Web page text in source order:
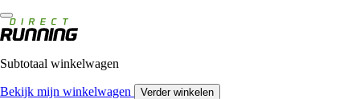
Subtotaal winkelwagen
Bekijk mijn winkelwagen Verder winkelen